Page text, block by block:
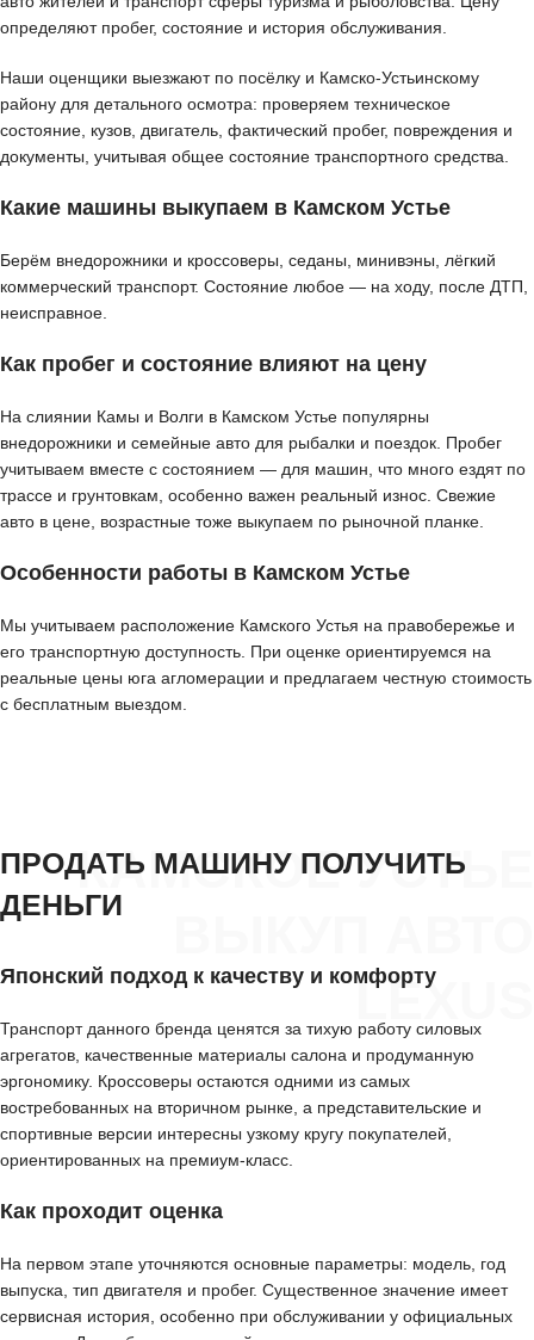
определяют пробег, состояние и история обслуживания.
Наши оценщики выезжают по посёлку и Камско-Устьинскому
району для детального осмотра: проверяем техническое
состояние, кузов, двигатель, фактический пробег, повреждения и
документы, учитывая общее состояние транспортного средства.
Какие машины выкупаем в Камском Устье
Берём внедорожники и кроссоверы, седаны, минивэны, лёгкий
коммерческий транспорт. Состояние любое — на ходу, после ДТП,
неисправное.
Как пробег и состояние влияют на цену
На слиянии Камы и Волги в Камском Устье популярны
внедорожники и семейные авто для рыбалки и поездок. Пробег
учитываем вместе с состоянием — для машин, что много ездят по
трассе и грунтовкам, особенно важен реальный износ. Свежие
авто в цене, возрастные тоже выкупаем по рыночной планке.
Особенности работы в Камском Устье
Мы учитываем расположение Камского Устья на правобережье и
его транспортную доступность. При оценке ориентируемся на
реальные цены юга агломерации и предлагаем честную стоимость
с бесплатным выездом.
КАМСКОЕ УСТЬЕ
LEXUS
ПРОДАТЬ МАШИНУ ПОЛУЧИТЬ
ДЕНЬГИ
Японский подход к качеству и комфорту
Транспорт данного бренда ценятся за тихую работу силовых
агрегатов, качественные материалы салона и продуманную
эргономику. Кроссоверы остаются одними из самых
востребованных на вторичном рынке, а представительские и
спортивные версии интересны узкому кругу покупателей,
ориентированных на премиум-класс.
Как проходит оценка
На первом этапе уточняются основные параметры: модель, год
выпуска, тип двигателя и пробег. Существенное значение имеет
сервисная история, особенно при обслуживании у официальных